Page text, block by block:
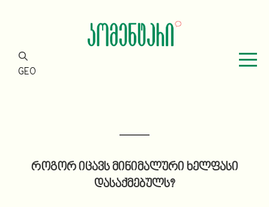
GEO
როგორ იცავს მინიმალური ხელფასი
დასაქმებულს?